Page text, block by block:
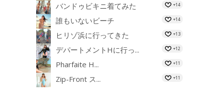
バンドゥビキニ着てみた +14
誰もいないビーチ +14
ヒリゾ浜に行ってきた +13
デパートメントHに行っ... +12
Pharfaite H... +11
Zip-Front ス... +11